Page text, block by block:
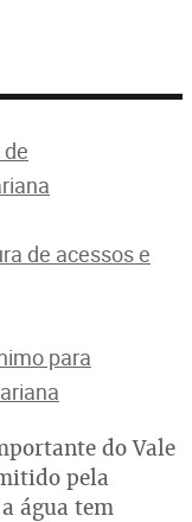
de acessos e
para
do Vale
pela
água tem